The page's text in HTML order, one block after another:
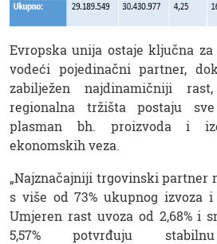
Evropska unija ostaje ključna
vodeći pojedinačni partner,
zabilježen najdinamičniji
regionalna tržišta postaju
plasman bh. proizvoda i
ekonomskih veza.
„Najznačajniji trgovinski partner
s više od 73% ukupnog izvoza i
Umjeren rast uvoza od 2,68% i
5,57% potvrđuju